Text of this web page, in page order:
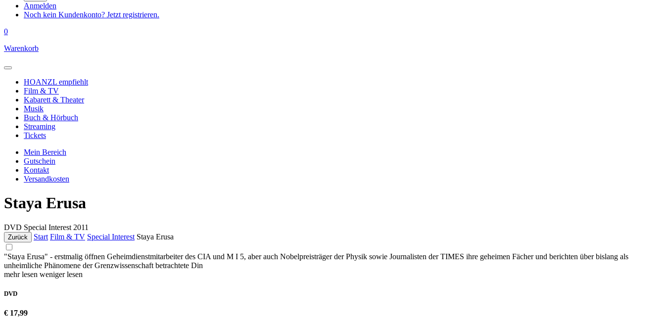
Anmelden
Noch kein Kundenkonto? Jetzt registrieren.
0
Warenkorb
HOANZL empfiehlt
Film & TV
Kabarett & Theater
Musik
Buch & Hörbuch
Streaming
Tickets
Mein Bereich
Gutschein
Kontakt
Versandkosten
Staya Erusa
DVD Special Interest 2011
Zurück Start Film & TV Special Interest Staya Erusa
"Staya Erusa" - erstmalig öffnen Geheimdienstmitarbeiter des CIA und M I 5, aber auch Nobelpreisträger der Physik sowie Journalisten der TIMES ihre geheimen Fächer und berichten über bislang als
unheimliche Phänomene der Grenzwissenschaft betrachtete Din
mehr lesen weniger lesen
DVD
€ 17,99